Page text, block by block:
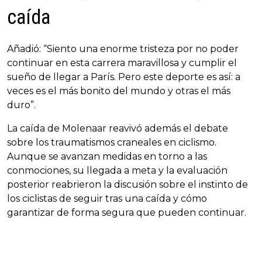
caída
Añadió: “Siento una enorme tristeza por no poder
continuar en esta carrera maravillosa y cumplir el
sueño de llegar a París. Pero este deporte es así: a
veces es el más bonito del mundo y otras el más
duro”.
La caída de Molenaar reavivó además el debate
sobre los traumatismos craneales en ciclismo.
Aunque se avanzan medidas en torno a las
conmociones, su llegada a meta y la evaluación
posterior reabrieron la discusión sobre el instinto de
los ciclistas de seguir tras una caída y cómo
garantizar de forma segura que pueden continuar.